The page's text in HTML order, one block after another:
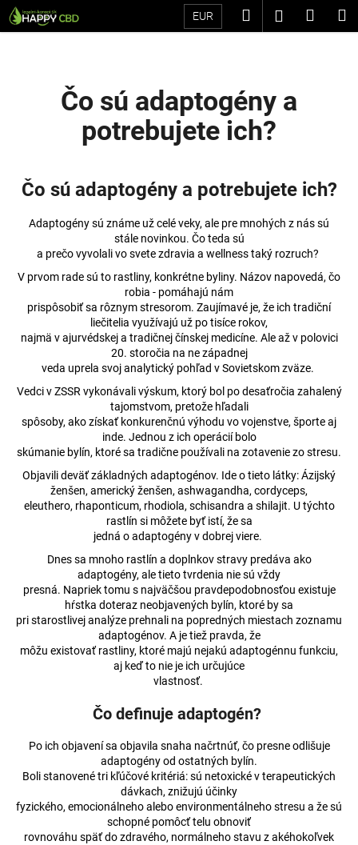
Prejsť
na
EUR Hľadať
Čo sú adaptogény a
potrebujete ich?
Čo sú adaptogény a potrebujete ich?
Adaptogény sú známe už celé veky, ale pre mnohých z nás sú
stále novinkou. Čo teda sú
a prečo vyvolali vo svete zdravia a wellness taký rozruch?
V prvom rade sú to rastliny, konkrétne byliny. Názov napovedá, čo
robia - pomáhajú nám
prispôsobiť sa rôznym stresorom. Zaujímavé je, že ich tradiční
liečitelia využívajú už po tisíce rokov,
najmä v ajurvédskej a tradičnej čínskej medicíne. Ale až v polovici
20. storočia na ne západnej
veda uprela svoj analytický pohľad v Sovietskom zväze.
Vedci v ZSSR vykonávali výskum, ktorý bol po desaťročia zahalený
tajomstvom, pretože hľadali
spôsoby, ako získať konkurenčnú výhodu vo vojenstve, športe aj
inde. Jednou z ich operácií bolo
skúmanie bylín, ktoré sa tradične používali na zotavenie zo stresu.
Objavili deväť základných adaptogénov. Ide o tieto látky: Ázijský
ženšen, americký ženšen, ashwagandha, cordyceps,
eleuthero, rhaponticum, rhodiola, schisandra a shilajit. U týchto
rastlín si môžete byť istí, že sa
jedná o adaptogény v dobrej viere.
Dnes sa mnoho rastlín a doplnkov stravy predáva ako
adaptogény, ale tieto tvrdenia nie sú vždy
presná. Napriek tomu s najväčšou pravdepodobnosťou existuje
hŕstka doteraz neobjavených bylín, ktoré by sa
pri starostlivej analýze prehnali na popredných miestach zoznamu
adaptogénov. A je tiež pravda, že
môžu existovať rastliny, ktoré majú nejakú adaptogénnu funkciu,
aj keď to nie je ich určujúce
vlastnosť.
Čo definuje adaptogén?
Po ich objavení sa objavila snaha načrtnúť, čo presne odlišuje
adaptogény od ostatných bylín.
Boli stanovené tri kľúčové kritériá: sú netoxické v terapeutických
dávkach, znižujú účinky
fyzického, emocionálneho alebo environmentálneho stresu a že sú
schopné pomôcť telu obnoviť
rovnováhu späť do zdravého, normálneho stavu z akéhokoľvek
K
o
r
j
e
j
s
?
HĽADAŤ
O
d
p
e
KVĚTY